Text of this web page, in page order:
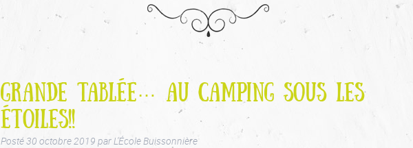
GRANDE TABLÉE… AU CAMPING SOUS LES
ÉTOILES!!
Posté30 octobre 2019 parL'École Buissonnière